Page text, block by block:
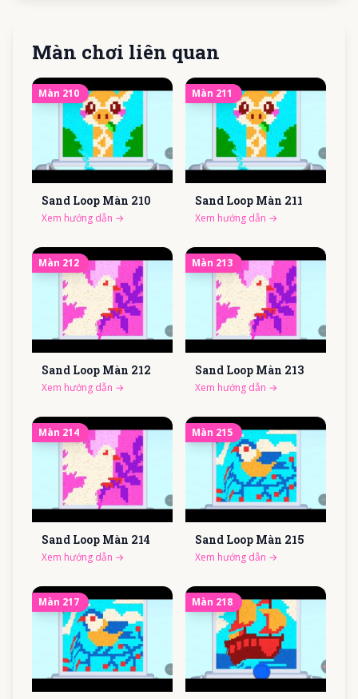
Màn chơi liên quan
Màn 210
Sand Loop Màn 210
Xem hướng dẫn →
Màn 211
Sand Loop Màn 211
Xem hướng dẫn →
Màn 212
Sand Loop Màn 212
Xem hướng dẫn →
Màn 213
Sand Loop Màn 213
Xem hướng dẫn →
Màn 214
Sand Loop Màn 214
Xem hướng dẫn →
Màn 215
Sand Loop Màn 215
Xem hướng dẫn →
Màn 217 Màn 218